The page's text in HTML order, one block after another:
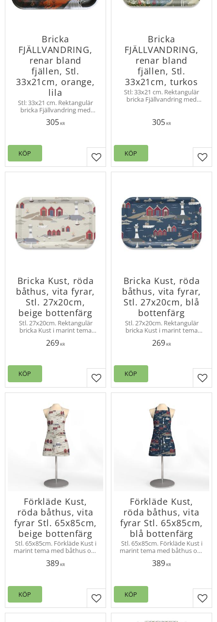
Bricka
FJÄLLVANDRING,
renar bland
fjällen, Stl.
33x21cm, orange,
lila
Stl: 33x21 cm. Rektangulär
bricka Fjällvandring med
vandrande renar i de
norrländska fjällen.
305KR
Lägg till i favoriter
KÖP
Bricka
FJÄLLVANDRING,
renar bland
fjällen, Stl.
33x21cm, turkos
Stl: 33x21 cm. Rektangulär
bricka Fjällvandring med
Skandinavisk björkfanér
305KR
KÖP
Bricka Kust, röda
båthus, vita fyrar,
Stl. 27x20cm,
beige bottenfärg
Stl. 27x20cm. Rektangulär
bricka Kust i marint tema
kobbar och skär. Design
269KR
Lägg till i favoriter
KÖP
Bricka Kust, röda
båthus, vita fyrar,
Stl. 27x20cm, blå
bottenfärg
Stl. 27x20cm. Rektangulär
bricka Kust i marint tema
kobbar och skär. Design
269KR
KÖP
Förkläde Kust,
röda båthus, vita
fyrar Stl. 65x85cm,
beige bottenfärg
Stl. 65x85cm. Förkläde Kust i
marint tema med båthus och
Design Louise Videlyck
389KR
Lägg till i favoriter
KÖP
Förkläde Kust,
röda båthus, vita
fyrar Stl. 65x85cm,
blå bottenfärg
Stl. 65x85cm. Förkläde Kust i
marint tema med båthus och
Design Louise Videlyck
389KR
KÖP